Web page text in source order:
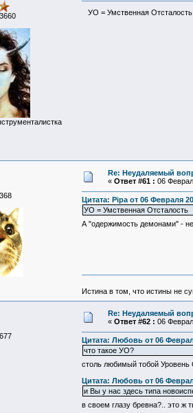
УО = Умственная Отсталость
Re: Неудаляемый
« Ответ #61 : 06
Цитата: Pipa от 06 Февраля
УО = Умственная Отсталость
А "одержимость демонами" -
Истина в том, что истины не
Re: Неудаляемый
« Ответ #62 : 06
Цитата: Любовь от 06
что такое УО?
столь любимый тобой Уровень
Цитата: Любовь от 06
и Вы у нас здесь типа
в своем глазу бревна?.. это ж